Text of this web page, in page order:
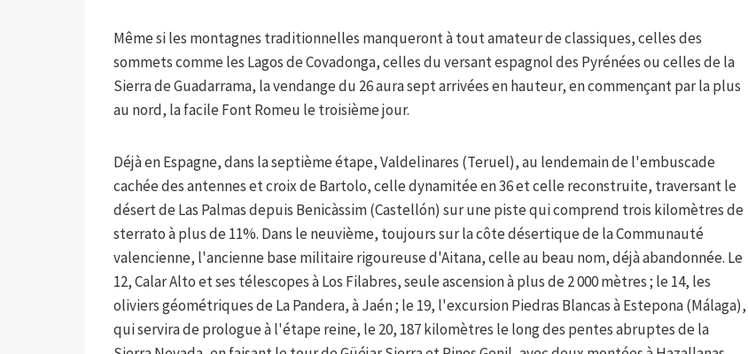
Même si les montagnes traditionnelles manqueront à tout amateur de classiques, celles des
sommets comme les Lagos de Covadonga, celles du versant espagnol des Pyrénées ou celles de la
Sierra de Guadarrama, la vendange du 26 aura sept arrivées en hauteur, en commençant par la plus
au nord, la facile Font Romeu le troisième jour.
Déjà en Espagne, dans la septième étape, Valdelinares (Teruel), au lendemain de l'embuscade
cachée des antennes et croix de Bartolo, celle dynamitée en 36 et celle reconstruite, traversant le
désert de Las Palmas depuis Benicàssim (Castellón) sur une piste qui comprend trois kilomètres de
sterrato à plus de 11%. Dans le neuvième, toujours sur la côte désertique de la Communauté
valencienne, l'ancienne base militaire rigoureuse d'Aitana, celle au beau nom, déjà abandonnée. Le
12, Calar Alto et ses télescopes à Los Filabres, seule ascension à plus de 2 000 mètres ; le 14, les
oliviers géométriques de La Pandera, à Jaén ; le 19, l'excursion Piedras Blancas à Estepona (Málaga),
qui servira de prologue à l'étape reine, le 20, 187 kilomètres le long des pentes abruptes de la